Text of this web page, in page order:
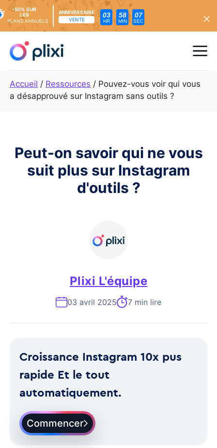
content
-50% SUR
LES
PLANS ANNUELS
ANNIVERSAIRE
VENTE
03
HR
58
MIN
05
SEC
Accueil / Ressources / Pouvez-vous voir qui vous
a désapprouvé sur Instagram sans outils ?
Peut-on savoir qui ne vous
suit plus sur Instagram
d'outils ?
Plixi L'équipe
03 avril 2025 7 min lire
Croissance Instagram 10x pus
rapide Et le tout
automatiquement.
Commencer